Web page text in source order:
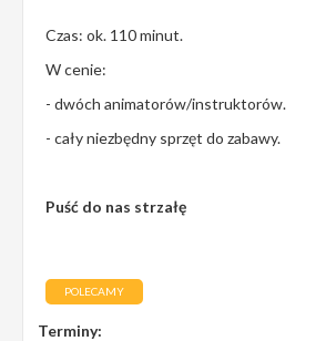
Czas: ok. 110 minut.
W cenie:
- dwóch animatorów/instruktorów.
- cały niezbędny sprzęt do zabawy.
Puść do nas strzałę
POLECAMY
Terminy: